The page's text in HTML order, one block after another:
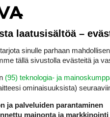
tila tietävät
on ollutLinus
ja Mäkitalo
jakoi lopputuloksissa
laatusisältöä –
sinulle parhaan
tällä sivustolla evästeitä ja
(95) teknologia- ja
ominaisuuk­sista)
ja palveluiden parantaminen
mainonta ja markkinointi